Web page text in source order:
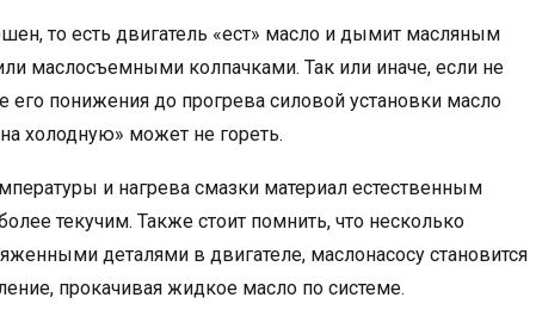
то есть двигатель «ест» масло и дымит масляным
маслосъемными колпачками. Так или иначе, если не
его понижения до прогрева силовой установки масло
холодную» может не гореть.
и нагрева смазки материал естественным
текучим. Также стоит помнить, что несколько
деталями в двигателе, маслонасосу становится
прокачивая жидкое масло по системе.